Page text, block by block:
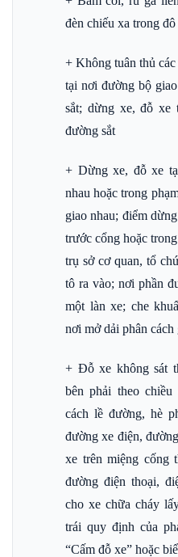
đèn chiếu xa trong
+ Không tuân thủ
tại nơi đường bộ
sắt; dừng xe, đỗ xe
đường sắt
+ Dừng xe, đỗ xe
nhau hoặc trong
giao nhau; điểm
trước cổng hoặc
trụ sở cơ quan, tổ
tô ra vào; nơi phần
một làn xe; che
nơi mở dải phân cách
+ Đỗ xe không sát
bên phải theo
cách lề đường, hè
đường xe điện,
xe trên miệng cống
đường điện thoại,
cho xe chữa cháy
trái quy định của
“Cấm đỗ xe” hoặc